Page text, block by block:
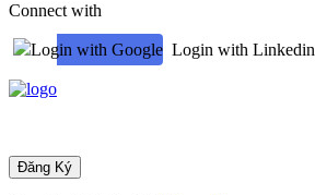
Connect with
Login with Google Login with Linkedin